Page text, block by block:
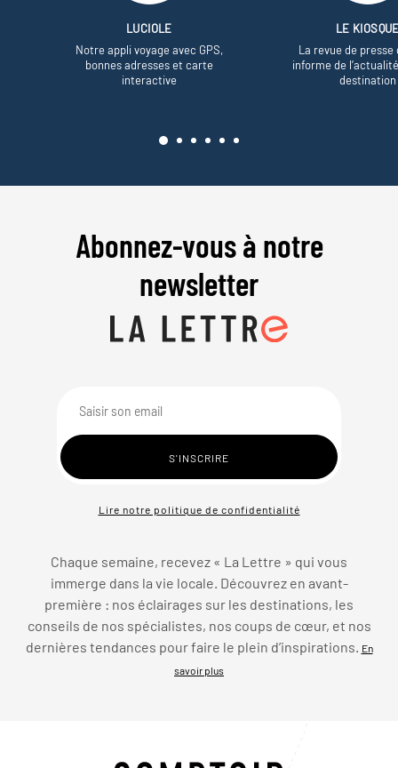
LUCIOLE
Notre appli voyage avec GPS,
bonnes adresses et carte
interactive
LE
La revue de presse
informe de
destination
Abonnez-vous à notre
newsletter
Lire notre politique de confidentialité
Chaque semaine, recevez « La Lettre » qui vous
immerge dans la vie locale. Découvrez en avant-
première : nos éclairages sur les destinations, les
conseils de nos spécialistes, nos coups de cœur, et nos
dernières tendances pour faire le plein d’inspirations. En
savoir plus